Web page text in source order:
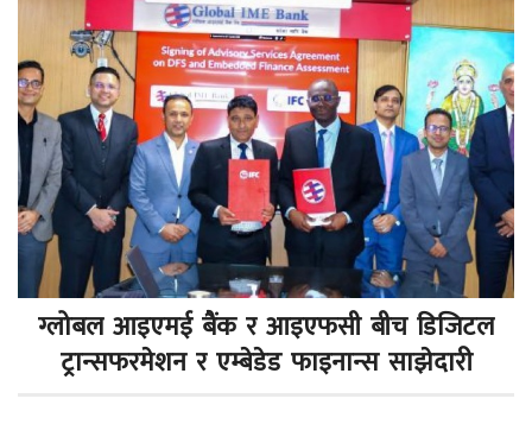
ग्लोबल आइएमई बैंक र आइएफसी बीच डिजिटल
ट्रान्सफरमेशन र एम्बेडेड फाइनान्स साझेदारी